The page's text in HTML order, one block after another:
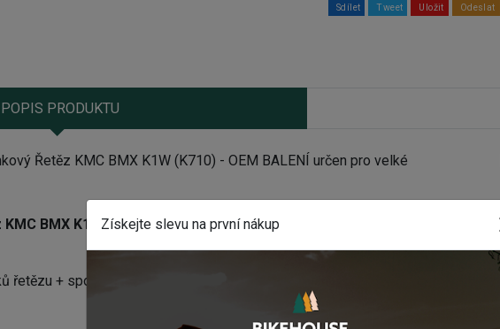
Sdílet Tweet Uložit Odeslat
POPIS PRODUKTU
Řetěz KMC BMX K1W (K710) - OEM BALENÍ určen pro velké
KMC BMX K1W (K710) - OEM BALENÍ
řetězu + spojku.
Získejte slevu na první nákup